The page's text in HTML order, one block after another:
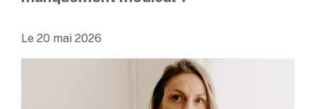
Le 20 mai 2026